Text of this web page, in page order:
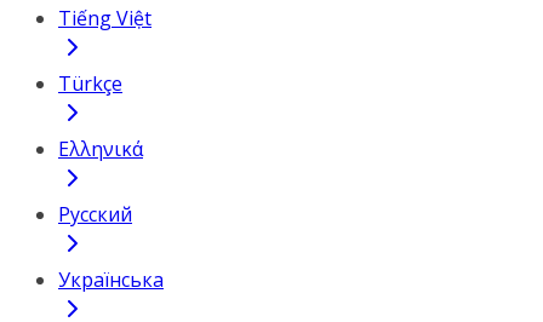
Tiếng Việt
Türkçe
Ελληνικά
Русский
Українська